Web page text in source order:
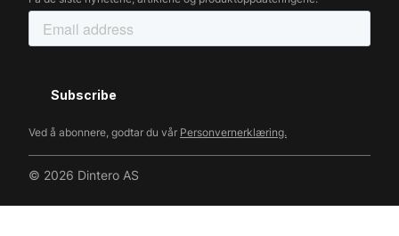
Ved å abonnere, godtar du vår Personvernerklæring.
© 2026 Dintero AS